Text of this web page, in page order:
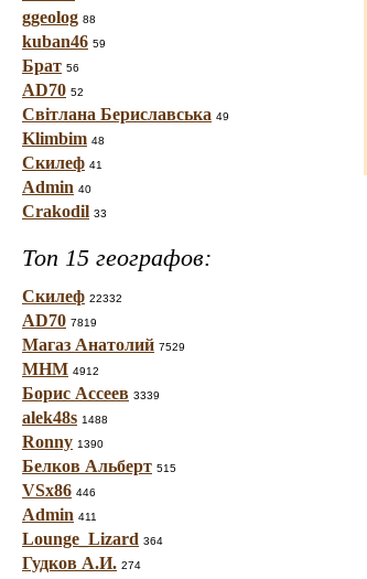
ggeolog 88
kuban46 59
Брат 56
AD70 52
Світлана Бериславська 49
Klimbim 48
Скилеф 41
Admin 40
Crakodil 33
Топ 15 географов:
Скилеф 22332
AD70 7819
Магаз Анатолий 7529
МНМ 4912
Борис Ассеев 3339
alek48s 1488
Ronny 1390
Белков Альберт 515
VSx86 446
Admin 411
Lounge_Lizard 364
Гудков А.И. 274